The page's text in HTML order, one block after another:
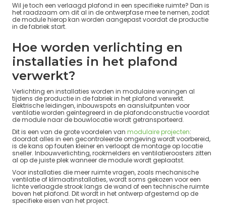
Wil je toch een verlaagd plafond in een specifieke ruimte? Dan is
het raadzaam om dit al in de ontwerpfase mee te nemen, zodat
de module hierop kan worden aangepast voordat de productie
in de fabriek start.
Hoe worden verlichting en
installaties in het plafond
verwerkt?
Verlichting en installaties worden in modulaire woningen al
tijdens de productie in de fabriek in het plafond verwerkt.
Elektrische leidingen, inbouwspots en aansluitpunten voor
ventilatie worden geïntegreerd in de plafondconstructie voordat
de module naar de bouwlocatie wordt getransporteerd.
Dit is een van de grote voordelen van modulaire projecten:
doordat alles in een gecontroleerde omgeving wordt voorbereid,
is de kans op fouten kleiner en verloopt de montage op locatie
sneller. Inbouwverlichting, rookmelders en ventilatieroosters zitten
al op de juiste plek wanneer de module wordt geplaatst.
Voor installaties die meer ruimte vragen, zoals mechanische
ventilatie of klimaatinstallaties, wordt soms gekozen voor een
lichte verlaagde strook langs de wand of een technische ruimte
boven het plafond. Dit wordt in het ontwerp afgestemd op de
specifieke eisen van het project.